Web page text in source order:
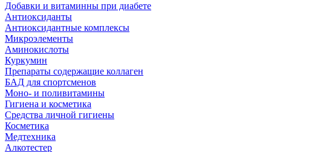
Добавки и витаминны при диабете
Антиоксиданты
Антиоксидантные комплексы
Микроэлементы
Аминокислоты
Куркумин
Препараты содержащие коллаген
БАД для спортсменов
Моно- и поливитамины
Гигиена и косметика
Средства личной гигиены
Косметика
Медтехника
Алкотестер